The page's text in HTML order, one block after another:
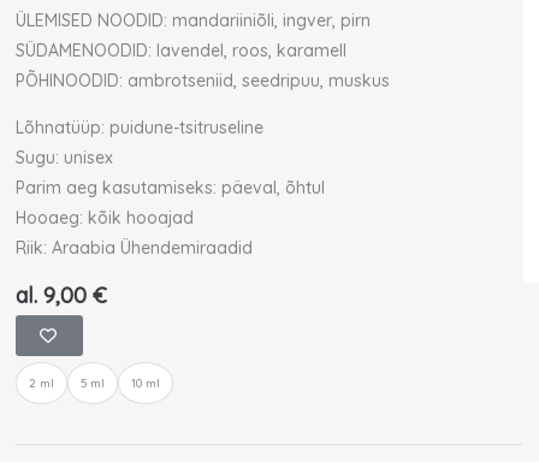
ÜLEMISED NOODID: mandariiniõli, ingver, pirn
SÜDAMENOODID: lavendel, roos, karamell
PÕHINOODID: ambrotseniid, seedripuu, muskus
Lõhnatüüp: puidune-tsitruseline
Sugu: unisex
Parim aeg kasutamiseks: päeval, õhtul
Hooaeg: kõik hooajad
Riik: Araabia Ühendemiraadid
al.9,00€
2 ml 5 ml 10 ml
GHAWALI
CLOSER
APART
kogus